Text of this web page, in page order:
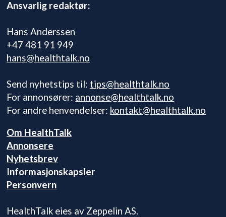
Ansvarlig redaktør:
Hans Anderssen
+47 481 91 949
hans@healthtalk.no
Send nyhetstips til: tips@healthtalk.no
For annonsører: annonse@healthtalk.no
For andre henvendelser: kontakt@healthtalk.no
Om HealthTalk
Annonsere
Nyhetsbrev
Informasjonskapsler
Personvern
HealthTalk eies av Zeppelin AS.